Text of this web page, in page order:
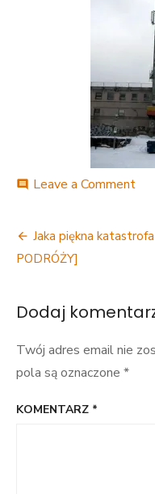
comment Leave a Commenton
Nawigacja
wpisu
Jaka piękna
PODRÓŻY]
Dodaj
Twój adres email nie
pola są oznaczone *
KOMENTARZ *